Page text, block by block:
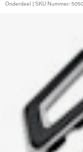
Onderdeel | SKU Nummer: